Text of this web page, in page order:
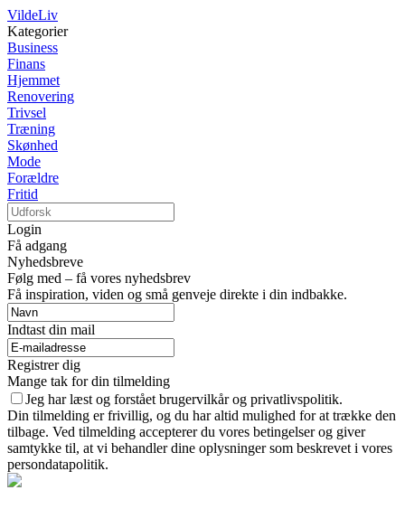
VildeLiv
Kategorier
Business
Finans
Hjemmet
Renovering
Trivsel
Træning
Skønhed
Mode
Forældre
Fritid
Login
Få adgang
Nyhedsbreve
Følg med – få vores nyhedsbrev
Få inspiration, viden og små genveje direkte i din indbakke.
Indtast din mail
Registrer dig
Mange tak for din tilmelding
Jeg har læst og forstået brugervilkår og privatlivspolitik.
Din tilmelding er frivillig, og du har altid mulighed for at trække den
tilbage. Ved tilmelding accepterer du vores betingelser og giver
samtykke til, at vi behandler dine oplysninger som beskrevet i vores
persondatapolitik.